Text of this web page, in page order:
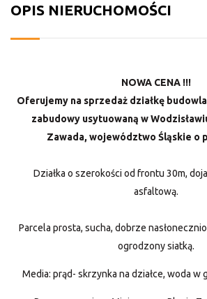
OPIS NIERUCHOMOŚCI
NOWA CENA !!!
Oferujemy na sprzedaż działkę
zabudowy usytuowaną w
Zawada, województwo Śląskie o
Działka o szerokości od frontu 30m,
asfaltową.
Parcela prosta, sucha, dobrze
ogrodzony siatką.
Media: prąd- skrzynka na działce, woda w